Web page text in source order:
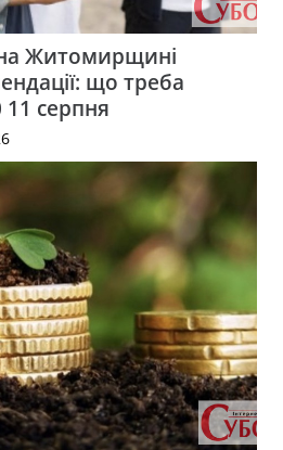
Житомирщині
що треба
серпня